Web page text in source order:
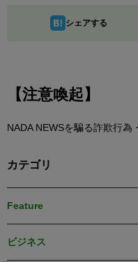
シェアする
【注意喚起】
NADA NEWSを騙る詐欺行為
カテゴリ
Feature
ビジネス